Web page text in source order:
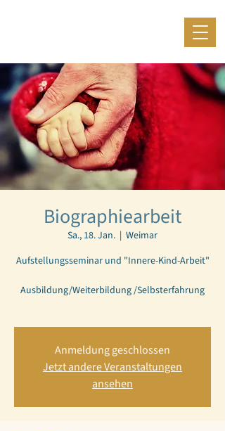
Biographiearbeit
Sa., 18. Jan.
  |
Weimar
Aufstellungsseminar und "Innere-Kind-Arbeit"
Ausbildung/Weiterbildung /Selbsterfahrung
Anmeldung geschlossen
Jetzt andere Veranstaltungen
ansehen